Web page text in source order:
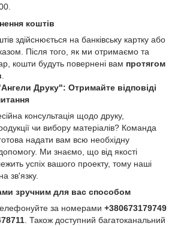
коштів
здійснюється на банківську картку або
Після того, як ми отримаємо та
кошти будуть повернені вам протягом
.
Друку": Отримайте відповіді
консультація щодо друку,
чи вибору матеріалів? Команда
надати вам всю необхідну
Ми знаємо, що від якості
успіх вашого проекту, тому наші
зв'язку.
зручним для вас способом
за номерами +380673179749
. Також доступний багатоканальний